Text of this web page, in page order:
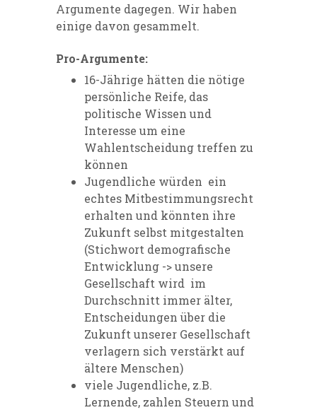
Argumente dagegen. Wir haben
einige davon gesammelt.
Pro-Argumente:
16-Jährige hätten die nötige
persönliche Reife, das
politische Wissen und
Interesse um eine
Wahlentscheidung treffen zu
können
Jugendliche würden ein
echtes Mitbestimmungsrecht
erhalten und könnten ihre
Zukunft selbst mitgestalten
(Stichwort demografische
Entwicklung -> unsere
Gesellschaft wird im
Durchschnitt immer älter,
Entscheidungen über die
Zukunft unserer Gesellschaft
verlagern sich verstärkt auf
ältere Menschen)
viele Jugendliche, z.B.
Lernende, zahlen Steuern und